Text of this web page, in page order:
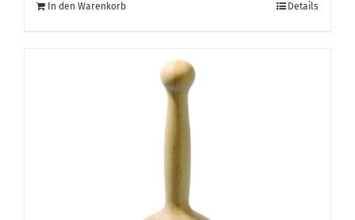
In den Warenkorb Details